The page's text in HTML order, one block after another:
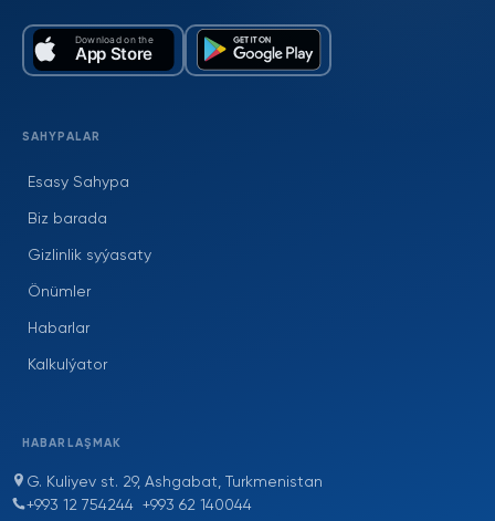
SAHYPALAR
Esasy Sahypa
Biz barada
Gizlinlik syýasaty
Önümler
Habarlar
Kalkulýator
HABARLAŞMAK
G. Kuliyev st. 29, Ashgabat, Turkmenistan
+993 12 754244 +993 62 140044